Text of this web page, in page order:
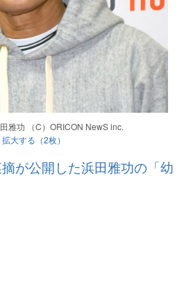
雅功 （C）ORICON NewS inc.
拡大する（2枚）
摘が公開した浜田雅功の「幼